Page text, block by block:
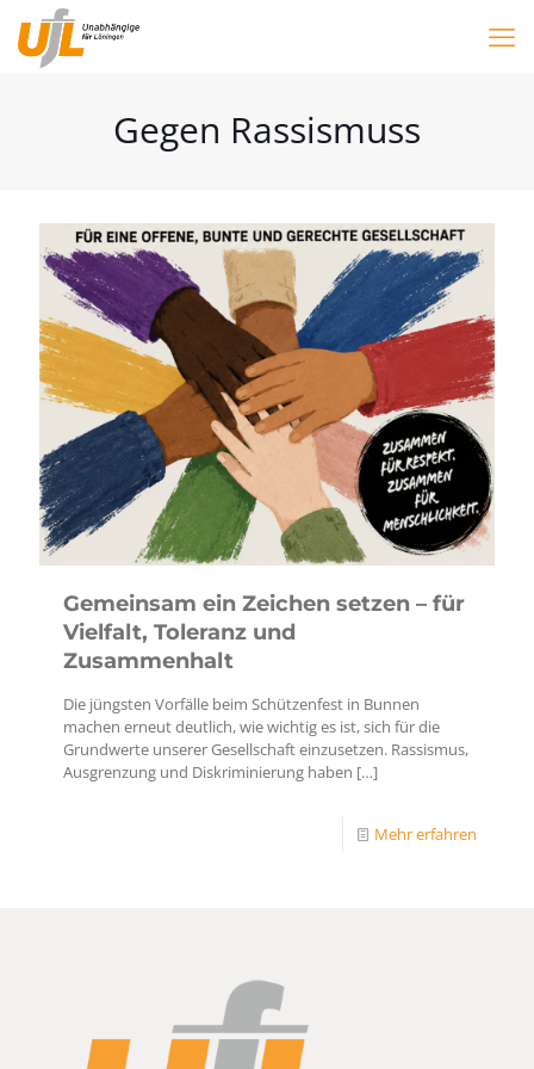
Gegen Rassismuss
Gemeinsam ein Zeichen setzen – für
Vielfalt, Toleranz und
Zusammenhalt
Die jüngsten Vorfälle beim Schützenfest in Bunnen
machen erneut deutlich, wie wichtig es ist, sich für die
Grundwerte unserer Gesellschaft einzusetzen. Rassismus,
Ausgrenzung und Diskriminierung haben […]
Mehr erfahren